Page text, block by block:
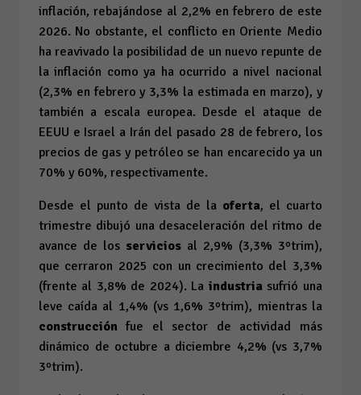
inflación, rebajándose al 2,2% en febrero de este
2026. No obstante, el conflicto en Oriente Medio
ha reavivado la posibilidad de un nuevo repunte de
la inflación como ya ha ocurrido a nivel nacional
(2,3% en febrero y 3,3% la estimada en marzo), y
también a escala europea. Desde el ataque de
EEUU e Israel a Irán del pasado 28 de febrero, los
precios de gas y petróleo se han encarecido ya un
70% y 60%, respectivamente.
Desde el punto de vista de la oferta, el cuarto
trimestre dibujó una desaceleración del ritmo de
avance de los serviciosal 2,9% (3,3% 3ºtrim),
que cerraron 2025 con un crecimiento del 3,3%
(frente al 3,8% de 2024). La industriasufrió una
leve caída al 1,4% (vs 1,6% 3ºtrim), mientras la
construcción fue el sector de actividad más
dinámico de octubre a diciembre 4,2% (vs 3,7%
3ºtrim).